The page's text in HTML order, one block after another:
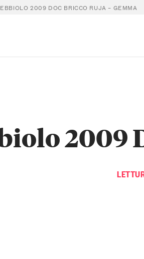
2009 DOC BRICCO RUJA – GEMMA
2009